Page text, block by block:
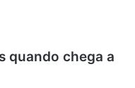
quando chega a